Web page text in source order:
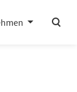
search